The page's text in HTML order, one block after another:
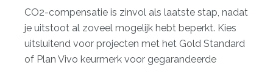
CO2-compensatie is zinvol als laatste stap, nadat
je uitstoot al zoveel mogelijk hebt beperkt. Kies
uitsluitend voor projecten met het Gold Standard
of Plan Vivo keurmerk voor gegarandeerde